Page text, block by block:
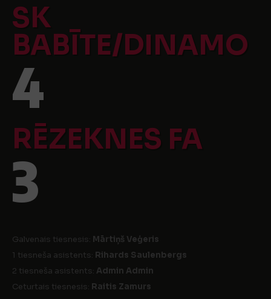
SK
BABĪTE/DINAMO
4
RĒZEKNES FA
3
Galvenais tiesnesis: Mārtiņš Veģeris
1 tiesneša asistents: Rihards Saulenbergs
2 tiesneša asistents: Admin Admin
Ceturtais tiesnesis: Raitis Zamurs